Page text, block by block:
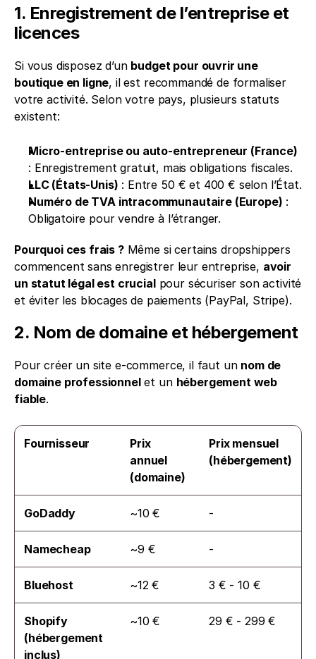
1. Enregistrement de l’entreprise et
licences
Si vous disposez d’un budget pour ouvrir une
boutique en ligne, il est recommandé de formaliser
votre activité. Selon votre pays, plusieurs statuts
existent:
Micro-entreprise ou auto-entrepreneur (France)
: Enregistrement gratuit, mais obligations fiscales.
LLC (États-Unis) : Entre 50 € et 400 € selon l’État.
Numéro de TVA intracommunautaire (Europe) :
Obligatoire pour vendre à l’étranger.
Pourquoi ces frais ? Même si certains dropshippers
commencent sans enregistrer leur entreprise, avoir
un statut légal est crucial pour sécuriser son activité
et éviter les blocages de paiements (PayPal, Stripe).
2. Nom de domaine et hébergement
Pour créer un site e-commerce, il faut un nom de
domaine professionnel et un hébergement web
fiable.
Fournisseur
Prix
annuel
(domaine)
Prix mensuel
(hébergement)
GoDaddy ~10 € -
Namecheap ~9 € -
Bluehost ~12 € 3 € - 10 €
Shopify
(hébergement
inclus)
~10 € 29 € - 299 €